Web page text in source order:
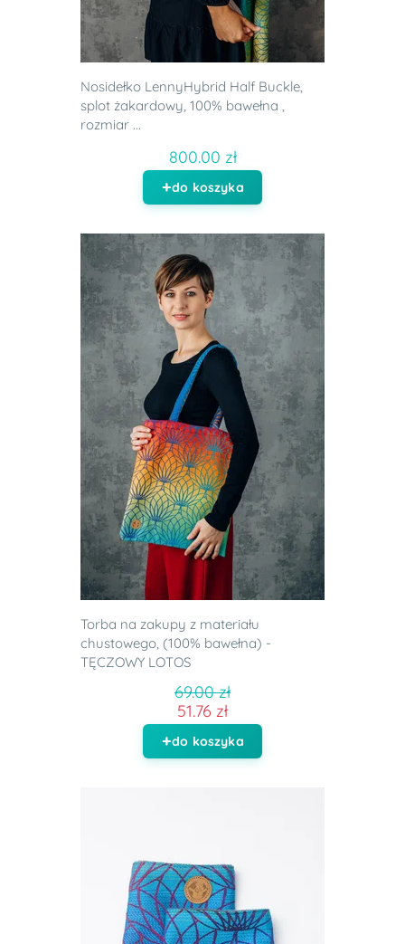
Nosidełko LennyHybrid Half Buckle,
splot żakardowy, 100% bawełna ,
rozmiar ...
800.00 zł
do koszyka
Torba na zakupy z materiału
chustowego, (100% bawełna) -
TĘCZOWY LOTOS
69.00 zł
51.76 zł
do koszyka